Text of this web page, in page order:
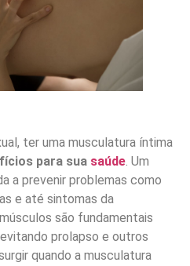
ter uma musculatura íntima
para sua saúde. Um
a prevenir problemas como
e até sintomas da
são fundamentais
prolapso e outros
quando a musculatura